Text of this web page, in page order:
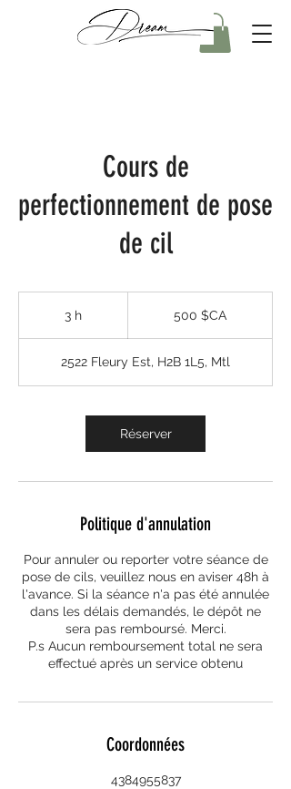
Cours de
perfectionnement de pose
de cil
3 h 500 $CA
2522 Fleury Est, H2B 1L5, Mtl
Réserver
Politique d'annulation
Pour annuler ou reporter votre séance de
pose de cils, veuillez nous en aviser 48h à
l'avance. Si la séance n'a pas été annulée
dans les délais demandés, le dépôt ne
sera pas remboursé. Merci.
P.s Aucun remboursement total ne sera
effectué après un service obtenu
Coordonnées
4384955837